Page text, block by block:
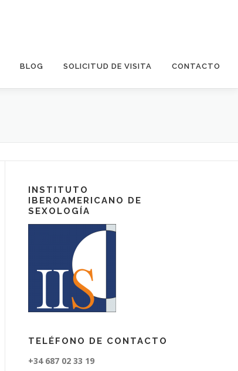
BLOG SOLICITUD DE VISITA CONTACTO
INSTITUTO
IBEROAMERICANO DE
SEXOLOGÍA
TELÉFONO DE CONTACTO
+34 687 02 33 19